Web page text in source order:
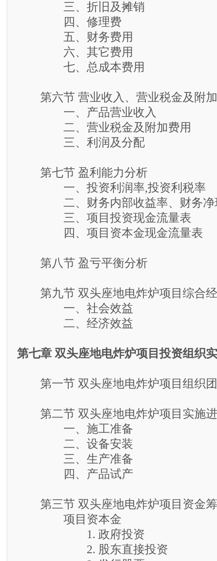
三、折旧及摊销
四、修理费
五、财务费用
六、其它费用
七、总成本费用
第六节 营业收入、营业税金及附加
一、产品营业收入
二、营业税金及附加费用
三、利润及分配
第七节 盈利能力分析
一、投资利润率,投资利税率
二、财务内部收益率、财务净现
三、项目投资现金流量表
四、项目资本金现金流量表
第八节 盈亏平衡分析
第九节 双头座地电炸炉项目综合
一、社会效益
二、经济效益
第七章 双头座地电炸炉项目投资组织
第一节 双头座地电炸炉项目组织
第二节 双头座地电炸炉项目实施
一、施工准备
二、设备安装
三、生产准备
四、产品试产
第三节 双头座地电炸炉项目资金
项目资本金
1. 政府投资
2. 股东直接投资